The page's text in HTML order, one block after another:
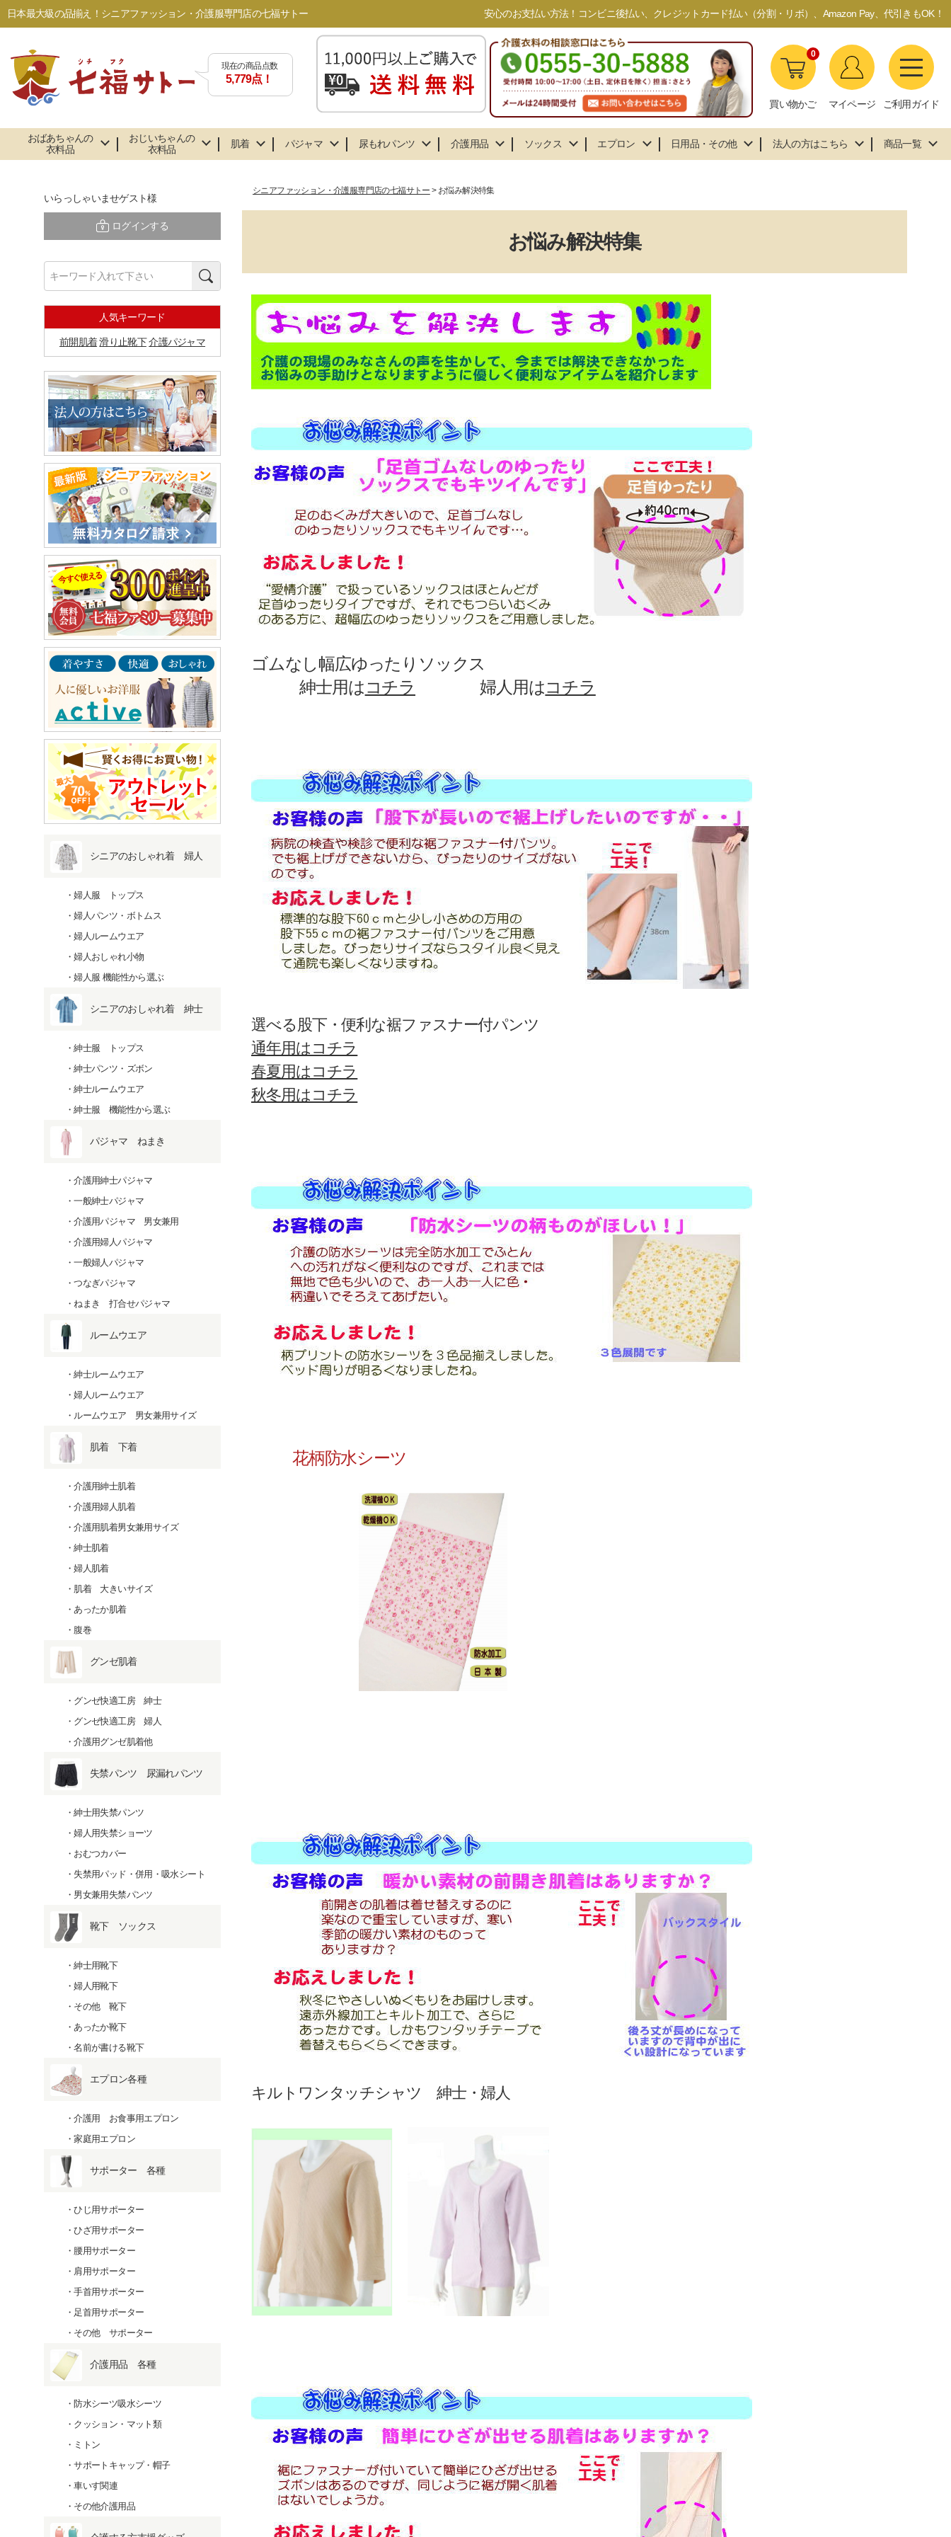
日本最大級の品揃え！シニアファッション・介護服専門店の七福サトー 安心のお支払い方法！コンビニ後払い、クレジットカード払い（分割・リボ）、Amazon Pay、代引きもOK！
現在の商品点数
5,779点！
買い物かご
0
マイページ ご利用ガイド
おばあちゃんの
衣料品
おじいちゃんの
衣料品
肌着 パジャマ 尿もれパンツ 介護用品 ソックス エプロン 日用品・その他 法人の方はこちら 商品一覧
シニアファッション・介護服専門店の七福サトー お悩み解決特集
お悩み解決特集
ゴムなし幅広ゆったりソックス
紳士用はコチラ 婦人用はコチラ
選べる股下・便利な裾ファスナー付パンツ
通年用はコチラ
春夏用はコチラ
秋冬用はコチラ
花柄防水シーツ
キルトワンタッチシャツ 紳士・婦人
いらっしゃいませゲスト様
ログインする
人気キーワード
前開肌着 滑り止靴下 介護パジャマ
シニアのおしゃれ着 婦人
婦人服 トップス
婦人パンツ・ボトムス
婦人ルームウエア
婦人おしゃれ小物
婦人服 機能性から選ぶ
シニアのおしゃれ着 紳士
紳士服 トップス
紳士パンツ・ズボン
紳士ルームウエア
紳士服 機能性から選ぶ
パジャマ ねまき
介護用紳士パジャマ
一般紳士パジャマ
介護用パジャマ 男女兼用
介護用婦人パジャマ
一般婦人パジャマ
つなぎパジャマ
ねまき 打合せパジャマ
ルームウエア
紳士ルームウエア
婦人ルームウエア
ルームウエア 男女兼用サイズ
肌着 下着
介護用紳士肌着
介護用婦人肌着
介護用肌着男女兼用サイズ
紳士肌着
婦人肌着
肌着 大きいサイズ
あったか肌着
腹巻
グンゼ肌着
グンゼ快適工房 紳士
グンゼ快適工房 婦人
介護用グンゼ肌着他
失禁パンツ 尿漏れパンツ
紳士用失禁パンツ
婦人用失禁ショーツ
おむつカバー
失禁用パッド・併用・吸水シート
男女兼用失禁パンツ
靴下 ソックス
紳士用靴下
婦人用靴下
その他 靴下
あったか靴下
名前が書ける靴下
エプロン各種
介護用 お食事用エプロン
家庭用エプロン
サポーター 各種
ひじ用サポーター
ひざ用サポーター
腰用サポーター
肩用サポーター
手首用サポーター
足首用サポーター
その他 サポーター
介護用品 各種
防水シーツ吸水シーツ
クッション・マット類
ミトン
サポートキャップ・帽子
車いす関連
その他介護用品